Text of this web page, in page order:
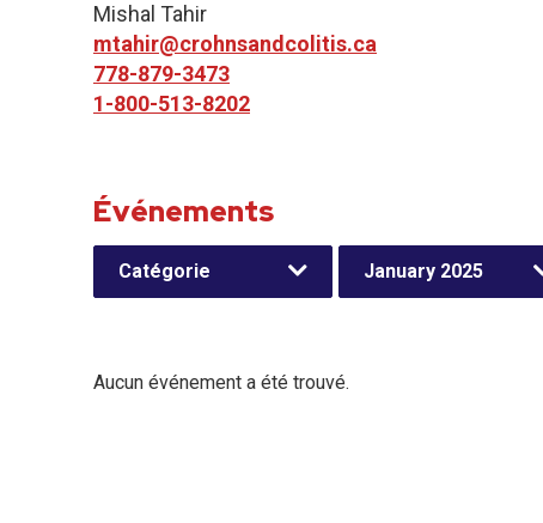
Mishal Tahir
mtahir@crohnsandcolitis.ca
778-879-3473
1-800-513-8202
Événements
Catégorie January 2025
Aucun événement a été trouvé.